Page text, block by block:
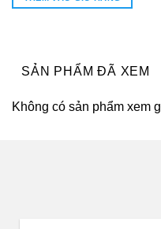
12.771.000₫.
SẢN PHẨM ĐÃ XEM
Không có sản phẩm xem